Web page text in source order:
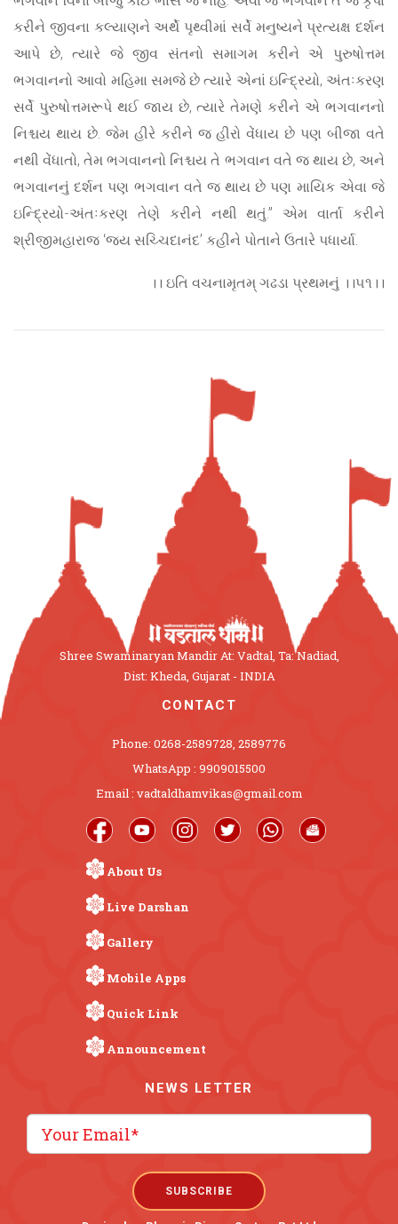
કરીને જીવના કલ્યાણને અર્થે પૃથ્વીમાં સર્વે મનુષ્યને પ્રત્યક્ષ દર્શન
આપે છે, ત્યારે જે જીવ સંતનો સમાગમ કરીને એ પુરુષોત્તમ
ભગવાનનો આવો મહિમા સમજે છે ત્યારે એનાં ઇન્દ્રિયો, અંતઃકરણ
સર્વે પુરુષોત્તમરૂપે થઈ જાય છે, ત્યારે તેમણે કરીને એ ભગવાનનો
નિશ્ચય થાય છે. જેમ હીરે કરીને જ હીરો વેંધાય છે પણ બીજા વતે
નથી વેંધાતો, તેમ ભગવાનનો નિશ્ચય તે ભગવાન વતે જ થાય છે, અને
ભગવાનનું દર્શન પણ ભગવાન વતે જ થાય છે પણ માયિક એવા જે
ઇન્દ્રિયો-અંતઃકરણ તેણે કરીને નથી થતું.” એમ વાર્તા કરીને
શ્રીજીમહારાજ ‘જય સચ્ચિદાનંદ’ કહીને પોતાને ઉતારે પધાર્યા.
।। ઇતિ વચનામૃતમ્ ગઢડા પ્રથમનું ।।૫૧।।
Shree Swaminaryan Mandir At: Vadtal, Ta: Nadiad,
Dist: Kheda, Gujarat - INDIA
CONTACT
Phone: 0268-2589728, 2589776
WhatsApp : 9909015500
Email : vadtaldhamvikas@gmail.com
About Us
Live Darshan
Gallery
Mobile Apps
Quick Link
Announcement
NEWS LETTER